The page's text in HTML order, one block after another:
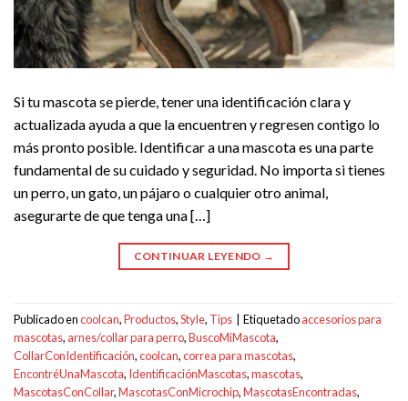
Si tu mascota se pierde, tener una identificación clara y
actualizada ayuda a que la encuentren y regresen contigo lo
más pronto posible. Identificar a una mascota es una parte
fundamental de su cuidado y seguridad. No importa si tienes
un perro, un gato, un pájaro o cualquier otro animal,
asegurarte de que tenga una […]
CONTINUAR LEYENDO →
Publicado encoolcan,Productos,Style, Tips | Etiquetadoaccesorios para
mascotas, arnes/collar para perro,BuscoMiMascota,
CollarConIdentificación,coolcan,correa para mascotas,
EncontréUnaMascota, IdentificaciónMascotas,mascotas,
MascotasConCollar,MascotasConMicrochip,MascotasEncontradas,